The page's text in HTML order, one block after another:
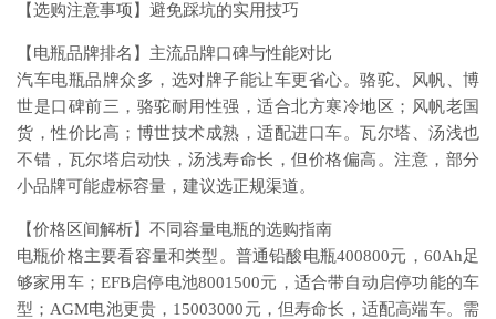
【选购注意事项】避免踩坑的实用技巧
【电瓶品牌排名】主流品牌口碑与性能对比
汽车电瓶品牌众多，选对牌子能让车更省心。骆驼、风帆、博
世是口碑前三，骆驼耐用性强，适合北方寒冷地区；风帆老国
货，性价比高；博世技术成熟，适配进口车。瓦尔塔、汤浅也
不错，瓦尔塔启动快，汤浅寿命长，但价格偏高。注意，部分
小品牌可能虚标容量，建议选正规渠道。
【价格区间解析】不同容量电瓶的选购指南
电瓶价格主要看容量和类型。普通铅酸电瓶400800元，60Ah足
够家用车；EFB启停电池8001500元，适合带自动启停功能的车
型；AGM电池更贵，15003000元，但寿命长，适配高端车。需